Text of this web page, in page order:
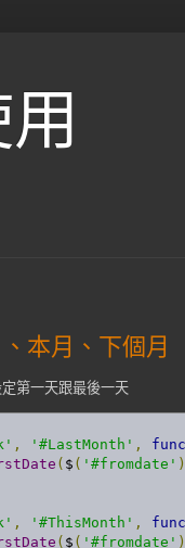
本月、下個月
第一天跟最後一天
, '#LastMonth' ,
( $ ( '#fromdate'
, '#ThisMonth' ,
( $ ( '#fromdate'